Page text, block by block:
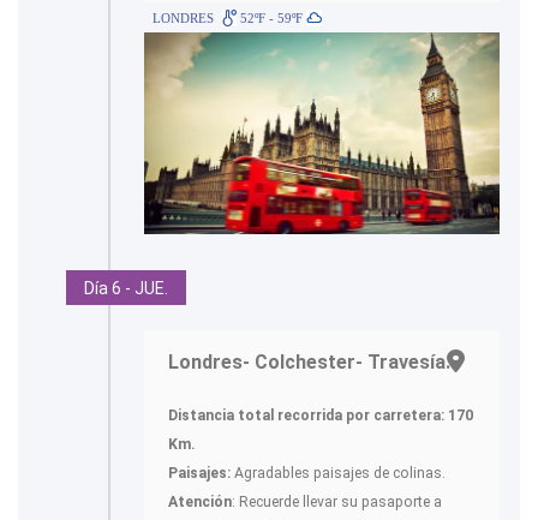
LONDRES 52ºF - 59ºF
Día 6 - JUE.
Londres- Colchester- Travesía.-
Distancia total recorrida por carretera: 170
Km.
Paisajes: Agradables paisajes de colinas.
Atención: Recuerde llevar su pasaporte a